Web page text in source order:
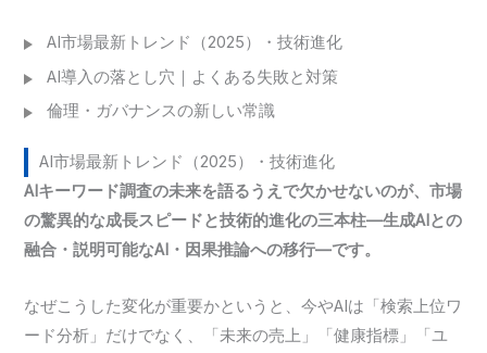
AI市場最新トレンド（2025）・技術進化
AI導入の落とし穴｜よくある失敗と対策
倫理・ガバナンスの新しい常識
AI市場最新トレンド（2025）・技術進化
AIキーワード調査の未来を語るうえで欠かせないのが、市場
の驚異的な成長スピードと技術的進化の三本柱—生成AIとの
融合・説明可能なAI・因果推論への移行—です。
なぜこうした変化が重要かというと、今やAIは「検索上位ワ
ード分析」だけでなく、「未来の売上」「健康指標」「ユ